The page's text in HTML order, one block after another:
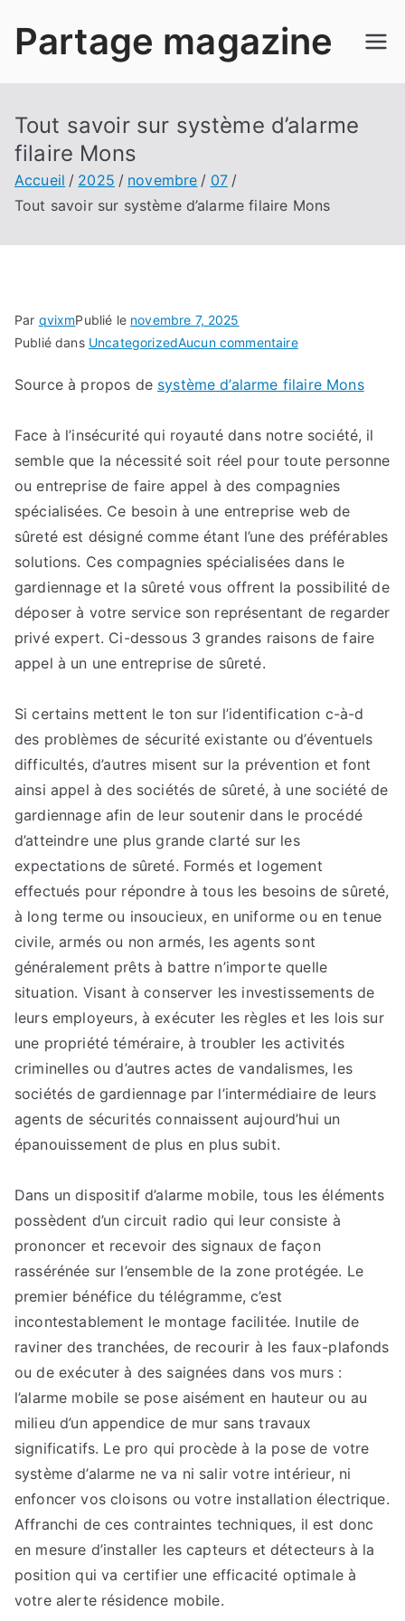
Partage magazine
Tout savoir sur système d’alarme
filaire Mons
Accueil 2025 novembre
07
Tout savoir sur système d’alarme filaire Mons
Par qvixmPublié le novembre 7, 2025
Publié dans UncategorizedAucun commentairesur
savoir
système
d’alarme
filaire
Mons
Source à propos de système d’alarme filaire Mons
Face à l’insécurité qui royauté dans notre société, il
semble que la nécessité soit réel pour toute personne
ou entreprise de faire appel à des compagnies
spécialisées. Ce besoin à une entreprise web de
sûreté est désigné comme étant l’une des préférables
solutions. Ces compagnies spécialisées dans le
gardiennage et la sûreté vous offrent la possibilité de
déposer à votre service son représentant de regarder
privé expert. Ci-dessous 3 grandes raisons de faire
appel à un une entreprise de sûreté.
Si certains mettent le ton sur l’identification c-à-d
des problèmes de sécurité existante ou d’éventuels
difficultés, d’autres misent sur la prévention et font
ainsi appel à des sociétés de sûreté, à une société de
gardiennage afin de leur soutenir dans le procédé
d’atteindre une plus grande clarté sur les
expectations de sûreté. Formés et logement
effectués pour répondre à tous les besoins de sûreté,
à long terme ou insoucieux, en uniforme ou en tenue
civile, armés ou non armés, les agents sont
généralement prêts à battre n’importe quelle
situation. Visant à conserver les investissements de
leurs employeurs, à exécuter les règles et les lois sur
une propriété téméraire, à troubler les activités
criminelles ou d’autres actes de vandalismes, les
sociétés de gardiennage par l’intermédiaire de leurs
agents de sécurités connaissent aujourd’hui un
épanouissement de plus en plus subit.
Dans un dispositif d’alarme mobile, tous les éléments
possèdent d’un circuit radio qui leur consiste à
prononcer et recevoir des signaux de façon
rassérénée sur l’ensemble de la zone protégée. Le
premier bénéfice du télégramme, c’est
incontestablement le montage facilitée. Inutile de
raviner des tranchées, de recourir à les faux-plafonds
ou de exécuter à des saignées dans vos murs :
l’alarme mobile se pose aisément en hauteur ou au
milieu d’un appendice de mur sans travaux
significatifs. Le pro qui procède à la pose de votre
système d’alarme ne va ni salir votre intérieur, ni
enfoncer vos cloisons ou votre installation électrique.
Affranchi de ces contraintes techniques, il est donc
en mesure d’installer les capteurs et détecteurs à la
position qui va certifier une efficacité optimale à
votre alerte résidence mobile.